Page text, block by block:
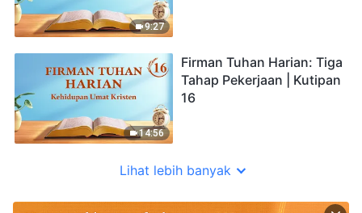
9:27
14:56
Firman Tuhan Harian: Tiga
Tahap Pekerjaan | Kutipan
16
Lihat lebih banyak